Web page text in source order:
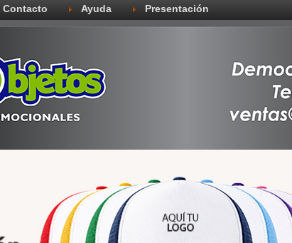
Contacto Ayuda Presentación